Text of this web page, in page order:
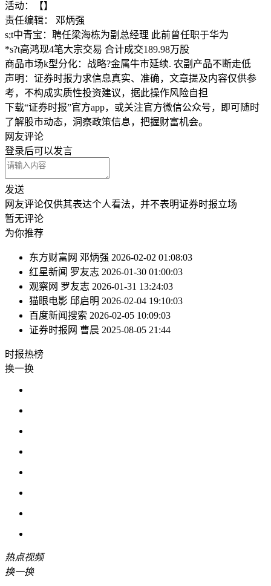
活动：【】
责任编辑： 邓炳强
s;t中青宝：聘任梁海栋为副总经理 此前曾任职于华为
*s?t高鸿现4笔大宗交易 合计成交189.98万股
商品市场k型分化：战略?金属牛市延续. 农副产品不断走低
声明：证券时报力求信息真实、准确，文章提及内容仅供参
考，不构成实质性投资建议，据此操作风险自担
下载“证券时报”官方app，或关注官方微信公众号，即可随时
了解股市动态，洞察政策信息，把握财富机会。
网友评论
登录后可以发言
发送
网友评论仅供其表达个人看法，并不表明证券时报立场
暂无评论
为你推荐
东方财富网 邓炳强 2026-02-02 01:08:03
红星新闻 罗友志 2026-01-30 01:00:03
观察网 罗友志 2026-01-31 13:24:03
猫眼电影 邱启明 2026-02-04 19:10:03
百度新闻搜索 2026-02-05 10:09:03
证券时报网 曹晨 2025-08-05 21:44
时报热榜
换一换
热点视频
换一换